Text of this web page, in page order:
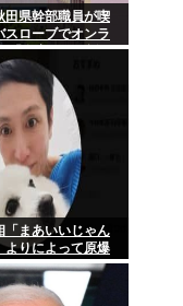
田県幹部職員が喫
スローブでオンラ
「自宅」との説明
ラブホテルの客室
「まあいいじゃん
よりによって原爆
に行ってたことが
到大炎上